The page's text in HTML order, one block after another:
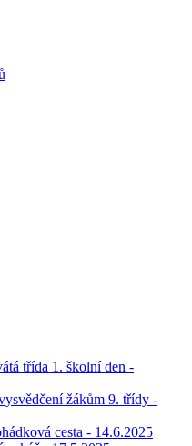
třída 1. školní den -
žákům 9. třídy -
cesta - 14.6.2025